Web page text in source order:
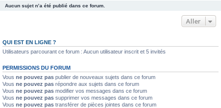
Aucun sujet n’a été publié dans ce forum.
Aller
QUI EST EN LIGNE ?
Utilisateurs parcourant ce forum : Aucun utilisateur inscrit et 5 invités
PERMISSIONS DU FORUM
Vous ne pouvez pas publier de nouveaux sujets dans ce forum
Vous ne pouvez pas répondre aux sujets dans ce forum
Vous ne pouvez pas modifier vos messages dans ce forum
Vous ne pouvez pas supprimer vos messages dans ce forum
Vous ne pouvez pas transférer de pièces jointes dans ce forum